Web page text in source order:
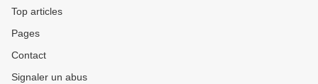
Ethique Europe
Top articles
Pages
Contact
Signaler un abus